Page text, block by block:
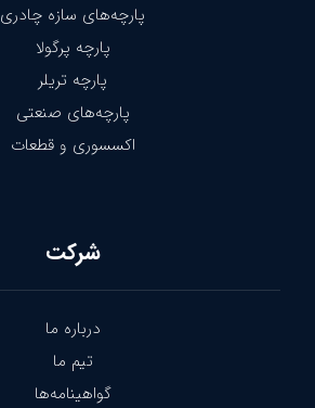
پارچه‌های سازه چادری
پارچه پرگولا
پارچه تریلر
پارچه‌های صنعتی
اکسسوری و قطعات
شرکت
درباره ما
تیم ما
گواهینامه‌ها